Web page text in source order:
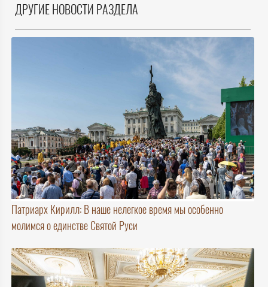
ДРУГИЕ НОВОСТИ РАЗДЕЛА
Патриарх Кирилл: В наше нелегкое время мы особенно
молимся о единстве Святой Руси